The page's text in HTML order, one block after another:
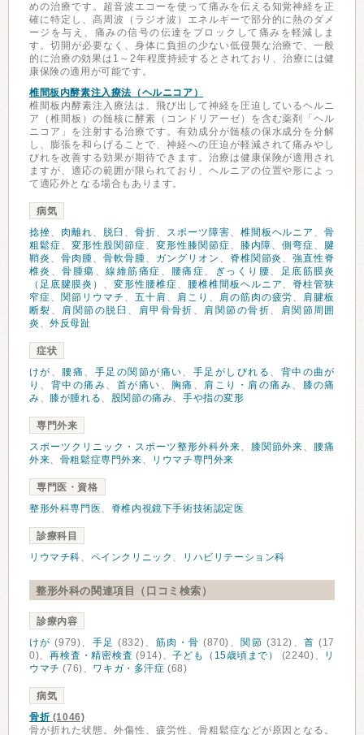
めの治療です。超音波エコーを使って痛みを伝える知覚神経を正
確に特定し、高周波（ラジオ波）エネルギーで部分的に熱のダメ
ージを与え、痛みの信号の伝達をブロックして痛みを軽減しま
す。切開が必要なく、身体に負担の少ない低侵襲な治療で、一般
的に治療の効果は1～2年程度持続するとされており、治療には健
康保険の適用が可能です。
椎間板内酵素注入療法（ヘルニコア）
椎間板内酵素注入療法は、飛び出して神経を圧迫しているヘルニ
ア（椎間板）の髄核に酵素（コンドリアーゼ）を含む薬剤「ヘル
ニコア」を注射する治療です。有効成分が髄核の保水成分を分解
し、膨張を和らげることで、神経への圧迫が軽減されて痛みやし
びれを改善する効果が期待できます。治療は健康保険が適用され
ますが、適応の範囲が限られており、ヘルニアの位置や形によっ
て適応外となる場合もあります。
病気
捻挫、 肉離れ、 脱臼 、 骨折、 スポーツ障害、 椎間板ヘルニア 、骨
粗鬆症、 変形性股関節症、 変形性膝関節症、 膝内障、側弯症、
腱
鞘炎 、 骨肉腫、 骨軟骨腫、 ガングリオン 、 脊椎関節炎 、強直性脊
椎炎 、骨腫瘍 、線維筋痛症 、 腰痛症、 ぎっくり腰、 足底筋膜炎
（足底腱膜炎） 、 変形性腰椎症、 腰椎椎間板ヘルニア、 脊柱管狭
窄症、 関節リウマチ 、 五十肩 、 肩こり 、 肩の筋肉の疲労、 肩腱板
断裂 、 肩関節の脱臼 、 肩甲骨骨折 、 肩関節の骨折、
肩関節周囲
炎 、外反母趾
症状
けが 、 腰痛 、 手足の関節が痛い、 手足がしびれる 、 背中の曲が
り 、 背中の痛み、 首が痛い 、 胸痛 、 肩こり・肩の痛み、
膝の痛
み、 膝が腫れる、 股関節の痛み、手や指の変形
専門外来
スポーツクリニック・スポーツ整形外科外来、 膝関節外来、
腰痛
外来、 骨粗鬆症専門外来、 リウマチ専門外来
専門医・資格
整形外科専門医、 脊椎内視鏡下手術技術認定医
診療科目
リウマチ科、 ペインクリニック 、 リハビリテーション科
整形外科の関連項目（口コミ検索）
診療内容
けが (979)、 手足 (832)、 筋肉・骨 (870)、 関節 (312)、首 (17
0)、再検査・精密検査 (914)、子ども（15歳頃まで） (2240)、
リ
ウマチ (76)、 ワキガ・多汗症 (68)
病気
骨折(1046)
骨が折れた状態。外傷性、疲労性、骨粗鬆症などが原因となる。